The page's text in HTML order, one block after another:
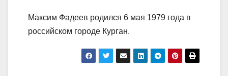
Максим Фадеев родился 6 мая 1979 года в
российском городе Курган.